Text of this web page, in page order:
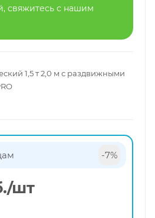
свяжитесь с нашим
1,5 т 2,0 м с раздвижными
-7%
/шт